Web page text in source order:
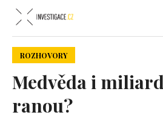
ROZHOVORY
Medvěda i
ranou?